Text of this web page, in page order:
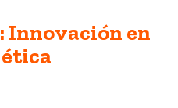
Innovación en